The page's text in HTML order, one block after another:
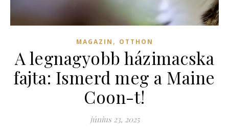
MAGAZIN , OTTHON
A legnagyobb házimacska
fajta: Ismerd meg a Maine
Coon-t!
június 23, 2025